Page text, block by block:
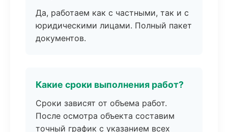
Да, работаем как с частными, так и с
юридическими лицами. Полный пакет
документов.
Какие сроки выполнения работ?
Сроки зависят от объема работ.
После осмотра объекта составим
точный график с указанием всех